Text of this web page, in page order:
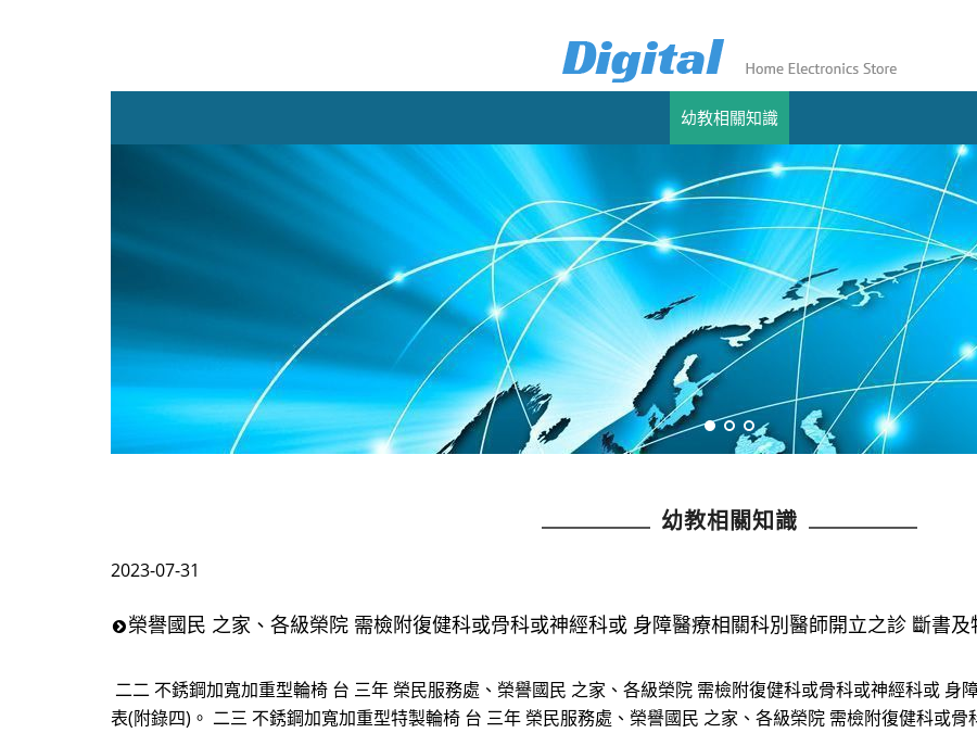
幼教相關知識
幼教相關知識
2023-07-31
榮譽國民 之家、各級榮院 需檢附復健科或骨科或神經科或 身障醫療相關科別醫師開立之診 斷書及
二二 不銹鋼加寬加重型輪椅 台 三年 榮民服務處、榮譽國民 之家、各級榮院 需檢附復健科或骨科或神經科或 身
表(附錄四)。 二三 不銹鋼加寬加重型特製輪椅 台 三年 榮民服務處、榮譽國民 之家、各級榮院 需檢附復健科或